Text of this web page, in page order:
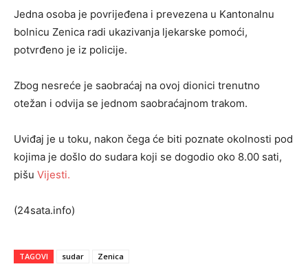
Jedna osoba je povrijeđena i prevezena u Kantonalnu
bolnicu Zenica radi ukazivanja ljekarske pomoći,
potvrđeno je iz policije.
Zbog nesreće je saobraćaj na ovoj dionici trenutno
otežan i odvija se jednom saobraćajnom trakom.
Uviđaj je u toku, nakon čega će biti poznate okolnosti pod
kojima je došlo do sudara koji se dogodio oko 8.00 sati,
pišu Vijesti.
(24sata.info)
TAGOVI sudar Zenica